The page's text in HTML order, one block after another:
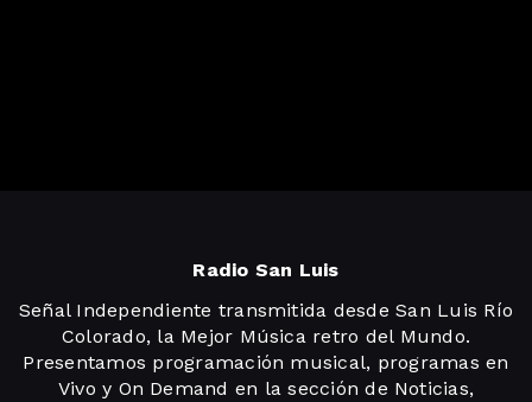
Radio San Luis
Señal Independiente transmitida desde San Luis Río
Colorado, la Mejor Música retro del Mundo.
Presentamos programación musical, programas en
Vivo y On Demand en la sección de Noticias,